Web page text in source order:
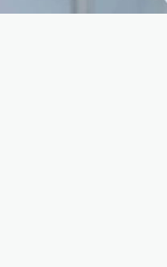
Pièces
votre